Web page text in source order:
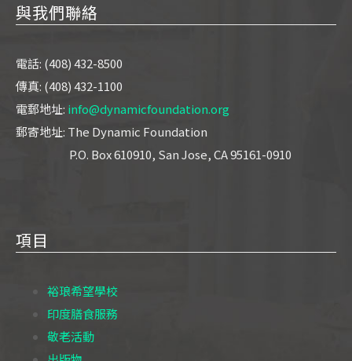
與我們聯絡
電話: (408) 432-8500
傳真: (408) 432-1100
電郵地址: info@dynamicfoundation.org
郵寄地址: The Dynamic Foundation
P.O. Box 610910, San Jose, CA 95161-0910
項目
裕琅希望學校
印度膳食服務
敬老活動